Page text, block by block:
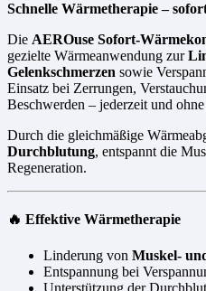
Schnelle Wärmetherapie –
Die AEROuse Sofort-
gezielte Wärmeanwendung zur
Gelenkschmerzen sowie
Einsatz bei Zerrungen,
Beschwerden – jederzeit und
Durch die gleichmäßige
Durchblutung, entspannt die
Regeneration.
🔥 Effektive Wärmetherapie
Linderung von Muskel-
Entspannung bei
Unterstützung der